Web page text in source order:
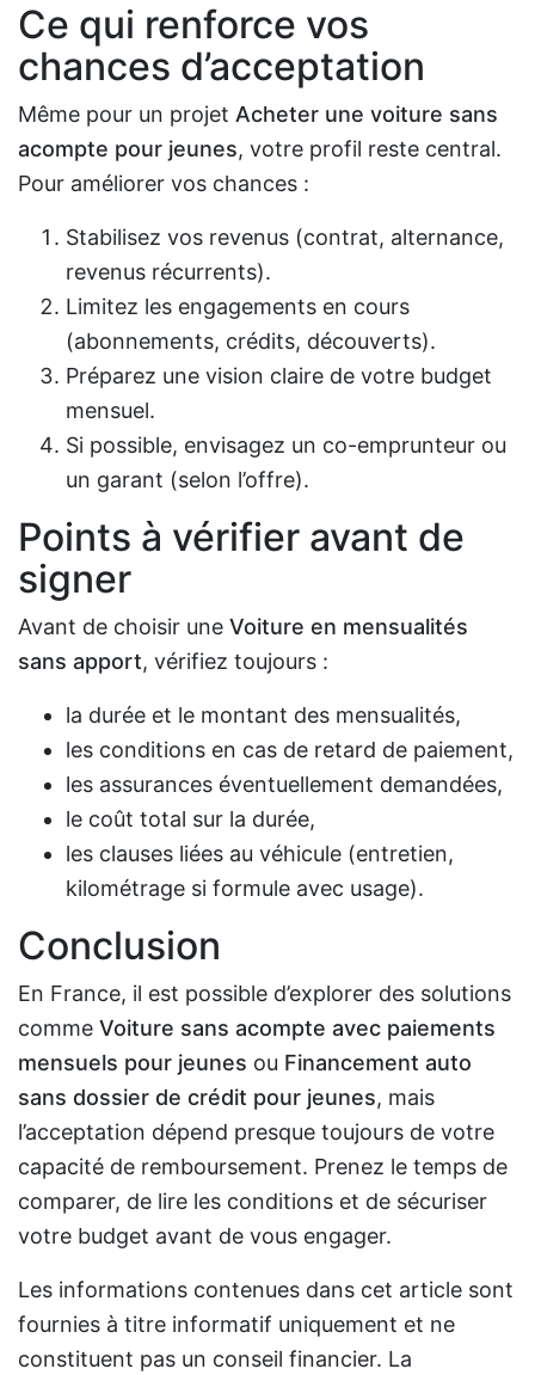
Ce qui renforce vos
chances d’acceptation
Même pour un projet Acheter une voiture sans
acompte pour jeunes, votre profil reste central.
Pour améliorer vos chances :
Stabilisez vos revenus (contrat, alternance,
revenus récurrents).
Limitez les engagements en cours
(abonnements, crédits, découverts).
Préparez une vision claire de votre budget
mensuel.
Si possible, envisagez un co-emprunteur ou
un garant (selon l’offre).
Points à vérifier avant de
signer
Avant de choisir une Voiture en mensualités
sans apport, vérifiez toujours :
la durée et le montant des mensualités,
les conditions en cas de retard de paiement,
les assurances éventuellement demandées,
le coût total sur la durée,
les clauses liées au véhicule (entretien,
kilométrage si formule avec usage).
Conclusion
En France, il est possible d’explorer des solutions
comme Voiture sans acompte avec paiements
mensuels pour jeunes ou Financement auto
sans dossier de crédit pour jeunes, mais
l’acceptation dépend presque toujours de votre
capacité de remboursement. Prenez le temps de
comparer, de lire les conditions et de sécuriser
votre budget avant de vous engager.
Les informations contenues dans cet article sont
fournies à titre informatif uniquement et ne
constituent pas un conseil financier. La